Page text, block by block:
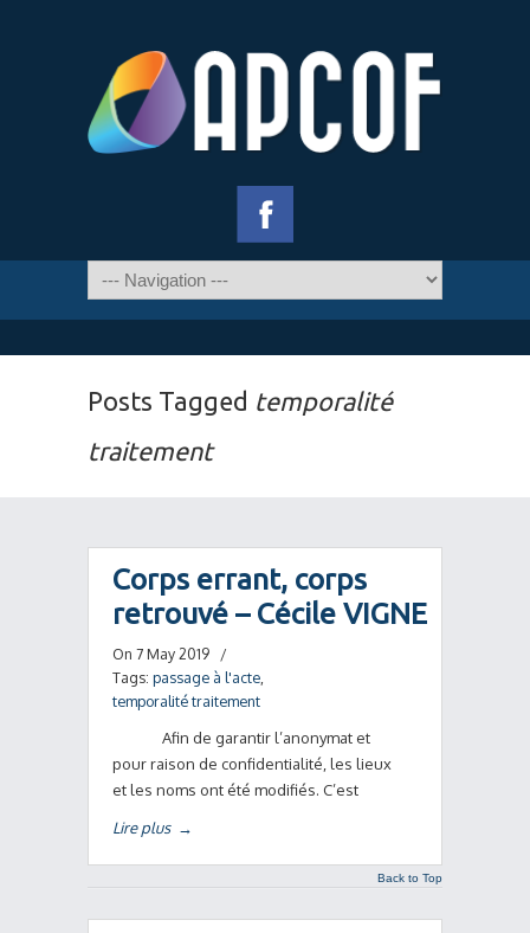
Posts Tagged temporalité
traitement
Corps errant, corps
retrouvé – Cécile VIGNE
On 7 May 2019
/
Tags: passage à l'acte
temporalité traitement
Afin de garantir l’anonymat et
pour raison de confidentialité, les lieux
et les noms ont été modifiés. C’est
Lire plus →
Back to Top